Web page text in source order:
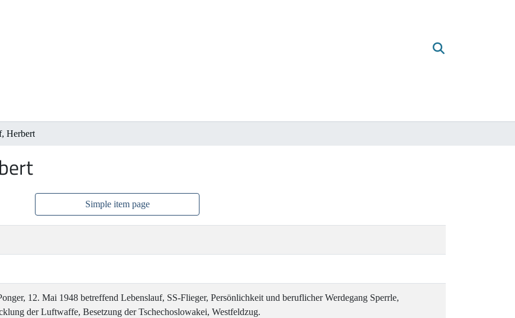
Herbert
Simple item page
12. Mai 1948 betreffend Lebenslauf, SS-Flieger, Persönlichkeit und beruflicher Werdegang Sperrle,
der Luftwaffe, Besetzung der Tschechoslowakei, Westfeldzug.